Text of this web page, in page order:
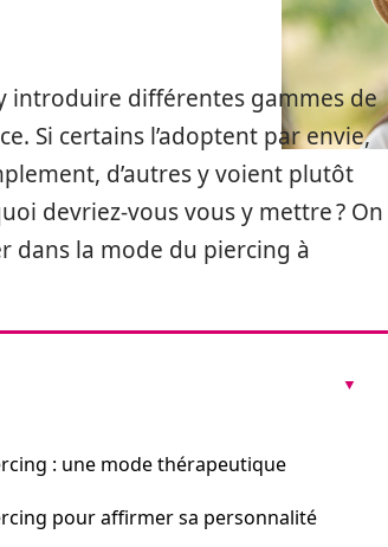
introduire différentes gammes de
Si certains l’adoptent par envie,
d’autres y voient plutôt
devriez-vous vous y mettre ? On
dans la mode du piercing à
: une mode thérapeutique
pour affirmer sa personnalité